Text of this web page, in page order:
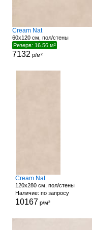
Cream Nat
60x120 см, пол/стены
Резерв: 16.56 м²
7132 р/м²
Cream Nat
120x280 см, пол/стены
Наличие: по запросу
10167 р/м²